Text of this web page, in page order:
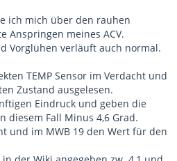
ich mich über den rauhen
Anspringen meines ACV.
Vorglühen verläuft auch normal.
TEMP Sensor im Verdacht und
Zustand ausgelesen.
Eindruck und geben die
diesem Fall Minus 4,6 Grad.
und im MWB 19 den Wert für den